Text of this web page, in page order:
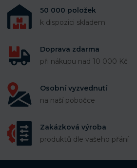
50 000 položek
k dispozici skladem
Doprava zdarma
při nákupu nad 10 000 Kč
Osobní vyzvednutí
na naší pobočce
Zakázková výroba
produktů dle vašeho přání